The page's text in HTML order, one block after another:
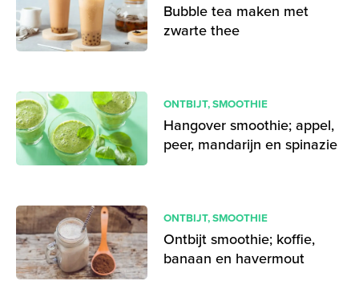
Bubble tea maken met
zwarte thee
ONTBIJT,SMOOTHIE
Hangover smoothie; appel,
peer, mandarijn en spinazie
ONTBIJT,SMOOTHIE
Ontbijt smoothie; koffie,
banaan en havermout